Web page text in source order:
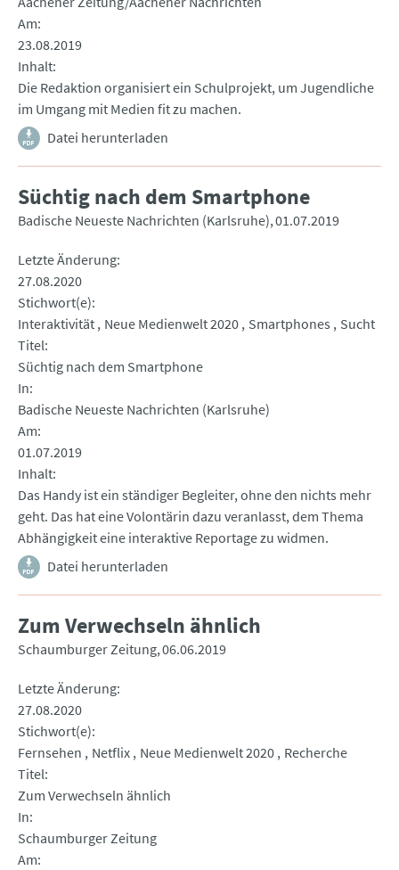
Am
23.08.2019
Inhalt
Die Redaktion organisiert ein Schulprojekt, um Jugendliche
im Umgang mit Medien fit zu machen.
Datei herunterladen
Süchtig nach dem Smartphone
Badische Neueste Nachrichten (Karlsruhe) 01.07.2019
Letzte Änderung
27.08.2020
Stichwort(e)
Interaktivität Neue Medienwelt 2020 Smartphones
Sucht
Titel
Süchtig nach dem Smartphone
In
Badische Neueste Nachrichten (Karlsruhe)
Am
01.07.2019
Inhalt
Das Handy ist ein ständiger Begleiter, ohne den nichts mehr
geht. Das hat eine Volontärin dazu veranlasst, dem Thema
Abhängigkeit eine interaktive Reportage zu widmen.
Datei herunterladen
Zum Verwechseln ähnlich
Schaumburger Zeitung 06.06.2019
Letzte Änderung
27.08.2020
Stichwort(e)
Fernsehen
Netflix Neue Medienwelt 2020 Recherche
Titel
Zum Verwechseln ähnlich
In
Schaumburger Zeitung
Am